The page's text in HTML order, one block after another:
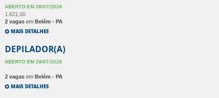
ABERTO EM 28/07/2026
1.621,00
2 vagas em Belém - PA
MAIS DETALHES
DEPILADOR(A)
ABERTO EM 29/07/2026
2 vagas em Belém - PA
MAIS DETALHES